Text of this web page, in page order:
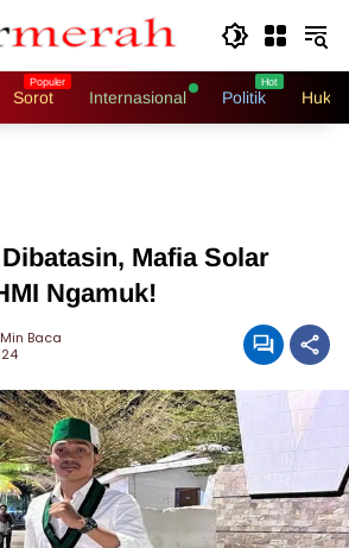
Sorot Internasional Politik
Mafia Solar
Ngamuk!
Baca